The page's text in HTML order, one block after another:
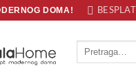
DOMA!
Pretraži: